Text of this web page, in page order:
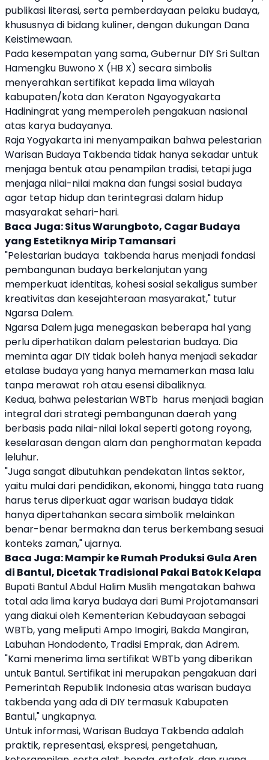
publikasi literasi, serta pemberdayaan pelaku budaya,
khususnya di bidang kuliner, dengan dukungan Dana
Keistimewaan.
Pada kesempatan yang sama, Gubernur DIY Sri Sultan
Hamengku Buwono X (HB X) secara simbolis
menyerahkan sertifikat kepada lima wilayah
kabupaten/kota dan Keraton Ngayogyakarta
Hadiningrat yang memperoleh pengakuan nasional
atas karya budayanya.
Raja Yogyakarta ini menyampaikan bahwa pelestarian
Warisan Budaya Takbenda tidak hanya sekadar untuk
menjaga bentuk atau penampilan tradisi, tetapi juga
menjaga nilai-nilai makna dan fungsi sosial budaya
agar tetap hidup dan terintegrasi dalam hidup
masyarakat sehari-hari.
Baca Juga:Situs Warungboto, Cagar Budaya
yang Estetiknya Mirip Tamansari
"Pelestarian budaya takbenda harus menjadi fondasi
pembangunan budaya berkelanjutan yang
memperkuat identitas, kohesi sosial sekaligus sumber
kreativitas dan kesejahteraan masyarakat," tutur
Ngarsa Dalem.
Ngarsa Dalem juga menegaskan beberapa hal yang
perlu diperhatikan dalam pelestarian budaya. Dia
meminta agar DIY tidak boleh hanya menjadi sekadar
etalase budaya yang hanya memamerkan masa lalu
tanpa merawat roh atau esensi dibaliknya.
Kedua, bahwa pelestarian WBTb harus menjadi bagian
integral dari strategi pembangunan daerah yang
berbasis pada nilai-nilai lokal seperti gotong royong,
keselarasan dengan alam dan penghormatan kepada
leluhur.
"Juga sangat dibutuhkan pendekatan lintas sektor,
yaitu mulai dari pendidikan, ekonomi, hingga tata ruang
harus terus diperkuat agar warisan budaya tidak
hanya dipertahankan secara simbolik melainkan
benar-benar bermakna dan terus berkembang sesuai
konteks zaman," ujarnya.
Baca Juga:Mampir ke Rumah Produksi Gula Aren
di Bantul, Dicetak Tradisional Pakai Batok Kelapa
Bupati Bantul Abdul Halim Muslih mengatakan bahwa
total ada lima karya budaya dari Bumi Projotamansari
yang diakui oleh Kementerian Kebudayaan sebagai
WBTb, yang meliputi Ampo Imogiri, Bakda Mangiran,
Labuhan Hondodento, Tradisi Emprak, dan Adrem.
"Kami menerima lima sertifikat WBTb yang diberikan
untuk Bantul. Sertifikat ini merupakan pengakuan dari
Pemerintah Republik Indonesia atas warisan budaya
takbenda yang ada di DIY termasuk Kabupaten
Bantul," ungkapnya.
Untuk informasi, Warisan Budaya Takbenda adalah
praktik, representasi, ekspresi, pengetahuan,